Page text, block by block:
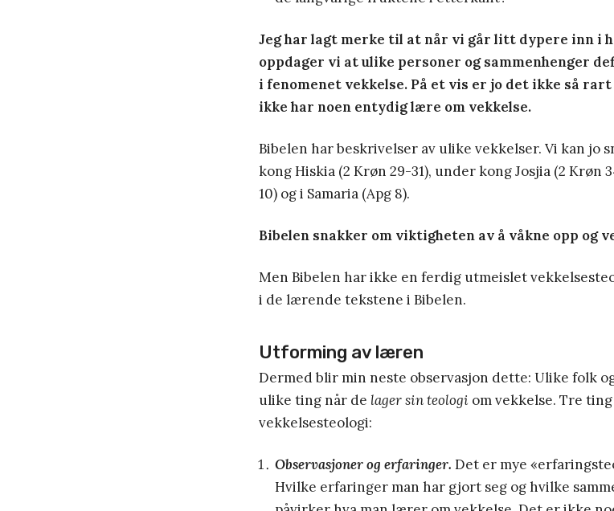
Jeg har lagt merke til at når vi går litt dypere inn i
oppdager vi at ulike personer og sammenhenger
i fenomenet vekkelse. På et vis er jo det ikke så
ikke har noen entydig lære om vekkelse.
Bibelen har beskrivelser av ulike vekkelser. Vi kan jo
kong Hiskia (2 Krøn 29-31), under kong Josjia (2 Krøn
10) og i Samaria (Apg 8).
Bibelen snakker om viktigheten av å våkne opp og
Men Bibelen har ikke en ferdig utmeislet
i de lærende tekstene i Bibelen.
Utforming av læren
Dermed blir min neste observasjon dette: Ulike folk
ulike ting når de lager sin teologi om vekkelse. Tre
vekkelsesteologi:
Observasjoner og erfaringer. Det er mye
Hvilke erfaringer man har gjort seg og hvilke